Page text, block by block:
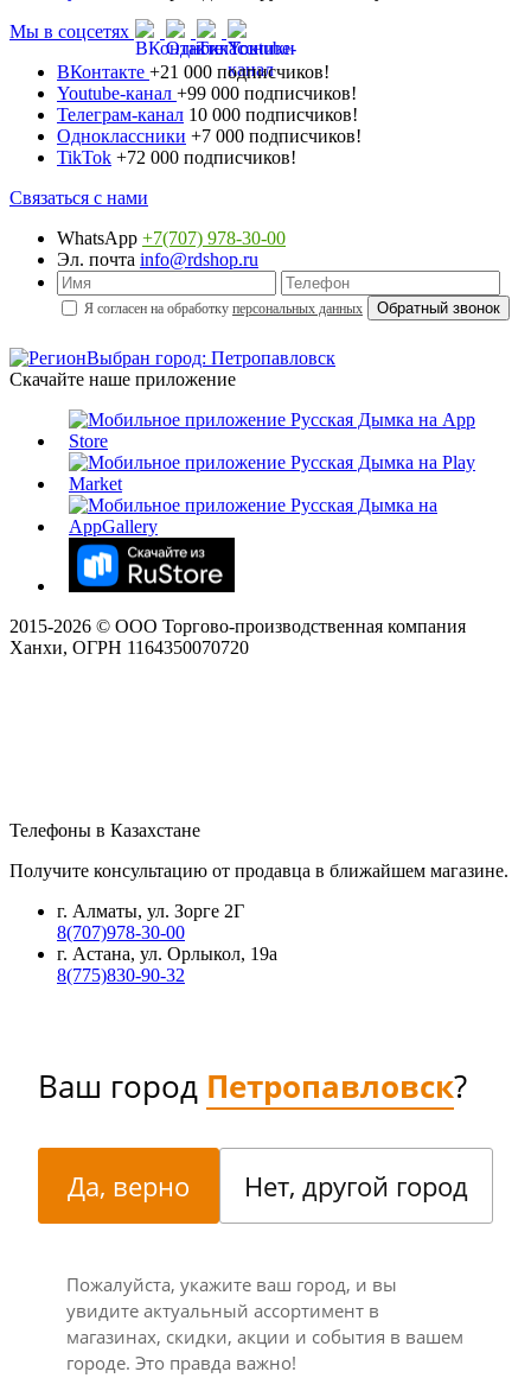
Мы в соцсетях
ВКонтакте +21 000 подписчиков!
Youtube-канал +99 000 подписчиков!
Телеграм-канал 10 000 подписчиков!
Одноклассники +7 000 подписчиков!
TikTok +72 000 подписчиков!
Связаться с нами
WhatsApp +7(707) 978-30-00
Эл. почта info@rdshop.ru
Я согласен на обработку персональных данных
Выбран город: Петропавловск
Скачайте наше приложение
2015-2026 © ООО Торгово-производственная компания
Ханхи, ОГРН 1164350070720
Телефоны в Казахстане
Получите консультацию от продавца в ближайшем магазине.
г. Алматы, ул. Зорге 2Г
8(707)978-30-00
г. Астана, ул. Орлыкол, 19а
8(775)830-90-32
Ваш город Петропавловск?
Да, верно Нет, другой город
Пожалуйста, укажите ваш город, и вы
увидите актуальный ассортимент в
магазинах, скидки, акции и события в вашем
городе. Это правда важно!